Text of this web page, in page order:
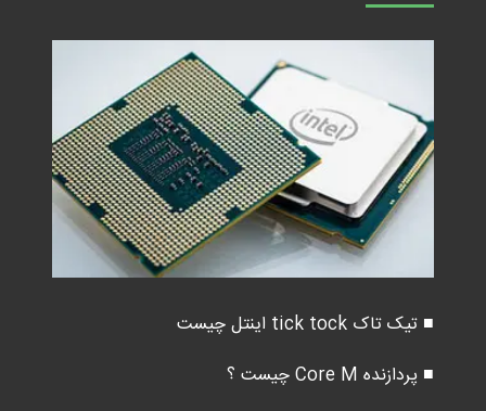
■ تیک تاک tick tock اینتل چیست
■ پردازنده Core M چیست ؟